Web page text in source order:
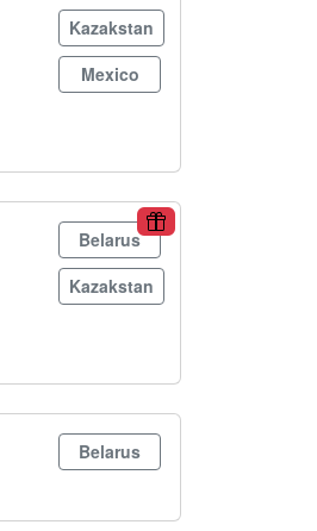
Kazakstan
Mexico
Belarus
Kazakstan
Belarus